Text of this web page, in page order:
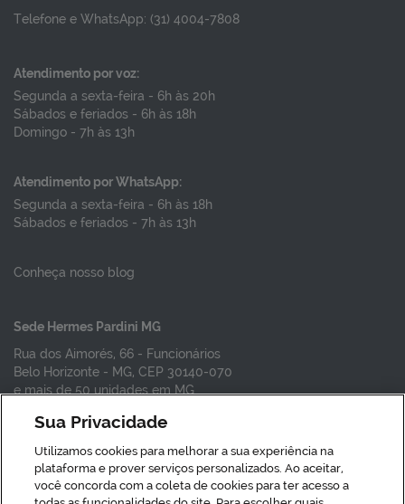
Telefone e WhatsApp: (31) 4004-7808
Atendimento por voz:
Segunda a sexta-feira - 6h às 20h
Sábados e feriados - 6h às 18h
Domingo - 7h às 13h
Atendimento por WhatsApp:
Segunda a sexta-feira - 6h às 18h
Sábados e feriados - 7h às 13h
Conheça nosso blog
Sede Hermes Pardini MG
Rua dos Aimorés, 66 - Funcionários
Belo Horizonte - MG, CEP 30140-070
e mais de 50 unidades em MG
Vacinas em SP
Vacinas em BH
Vacina da gripe
Sua Privacidade
Utilizamos cookies para melhorar a sua experiência na
plataforma e prover serviços personalizados. Ao aceitar,
você concorda com a coleta de cookies para ter acesso a